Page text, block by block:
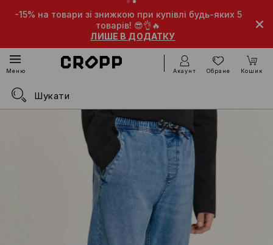
-15% на товари зі знижкою при купівлі будь-яких 5
товарів! 😎👌🔥
ЛИШЕ В ДОДАТКУ
Меню Акаунт Обране Кошик